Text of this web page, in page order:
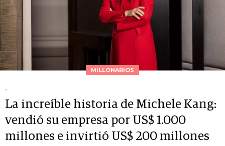
MILLONARIOS
.
.
La increíble historia de Michele Kang:
vendió su empresa por US$ 1.000
millones e invirtió US$ 200 millones